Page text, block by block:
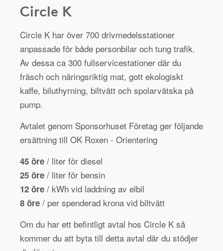
Circle K
Circle K har över 700 drivmedelsstationer
anpassade för både personbilar och tung trafik.
Av dessa ca 300 fullservicestationer där du
fräsch och näringsriktig mat, gott ekologiskt
kaffe, biluthyrning, biltvätt och spolarvätska på
pump.
Avtalet genom Sponsorhuset Företag ger följande
ersättning till OK Roxen - Orientering
45 öre / liter för diesel
25 öre / liter för bensin
12 öre / kWh vid laddning av elbil
8 öre / per spenderad krona vid biltvätt
Om du har ett befintligt avtal hos Circle K så
kommer du att byta till detta avtal där du stödjer